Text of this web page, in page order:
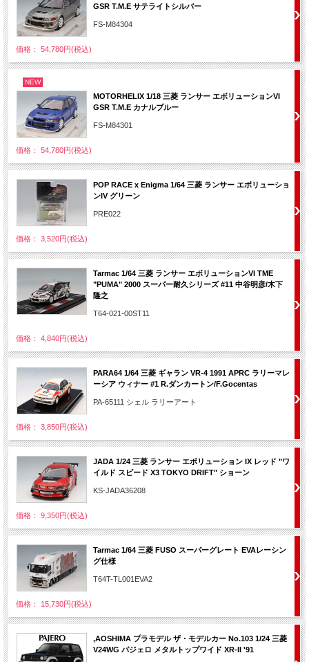
GSR T.M.E サテライトシルバー
FS-M84304
価格： 54,780円(税込)
NEW
MOTORHELIX 1/18 三菱 ランサー エボリューションVI
GSR T.M.E カナルブルー
FS-M84301
価格： 54,780円(税込)
POP RACE x Enigma 1/64 三菱 ランサー エボリューショ
ンIV グリーン
PRE022
価格： 3,520円(税込)
Tarmac 1/64 三菱 ランサー エボリューションVI TME
"PUMA" 2000 スーパー耐久シリーズ #11 中谷明彦/木下
隆之
T64-021-00ST11
価格： 4,840円(税込)
PARA64 1/64 三菱 ギャラン VR-4 1991 APRC ラリーマレ
ーシア ウィナー #1 R.ダンカートン/F.Gocentas
PA-65111 シェル ラリーアート
価格： 3,850円(税込)
JADA 1/24 三菱 ランサー エボリューション IX レッド "ワ
イルド スピード X3 TOKYO DRIFT" ショーン
KS-JADA36208
価格： 9,350円(税込)
Tarmac 1/64 三菱 FUSO スーパーグレート EVAレーシン
グ仕様
T64T-TL001EVA2
価格： 15,730円(税込)
,AOSHIMA プラモデル ザ・モデルカー No.103 1/24 三菱
V24WG パジェロ メタルトップワイド XR-II '91